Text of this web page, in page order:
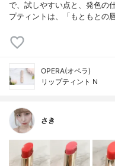
で、試しやすい点と、発色の
プティントは、「もともとの
OPERA(オペラ)
リップティント N
さき